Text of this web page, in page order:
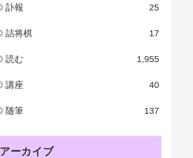
訃報 25
詰将棋 17
読む 1,955
講座 40
随筆 137
アーカイブ